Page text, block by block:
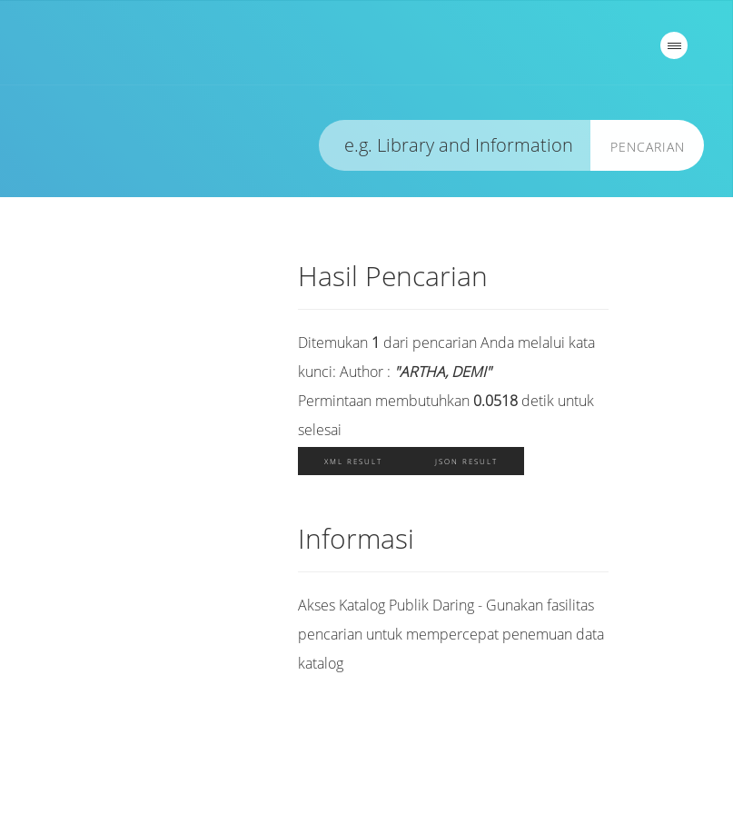
PENCARIAN
Hasil Pencarian
Ditemukan 1 dari pencarian Anda melalui kata
kunci:Author : "ARTHA, DEMI"
Permintaan membutuhkan 0.0518 detik untuk
selesai
XML RESULT JSON RESULT
Informasi
Akses Katalog Publik Daring - Gunakan fasilitas
pencarian untuk mempercepat penemuan data
katalog